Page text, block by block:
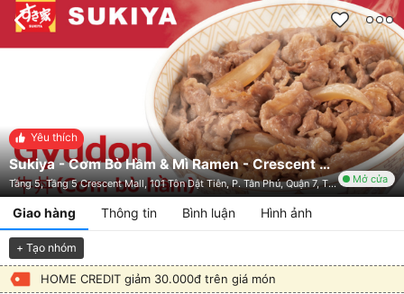
Yêu thích
Sukiya - Cơm Bò Hầm & Mì Ramen - Crescent Mall
Tầng 5, Tầng 5 Crescent Mall, 101 Tôn Dật Tiên, P. Tân Phú, Quận 7, TP. HCM Mở cửa
Giao hàng Thông tin Bình luận Hình ảnh
+ Tạo nhóm
HOME CREDIT giảm 30.000đ trên giá món